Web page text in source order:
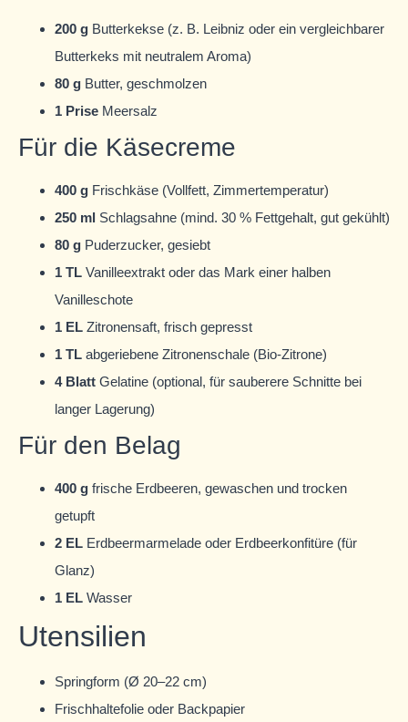
200 g Butterkekse (z. B. Leibniz oder ein vergleichbarer
Butterkeks mit neutralem Aroma)
80 g Butter, geschmolzen
1 Prise Meersalz
Für die Käsecreme
400 g Frischkäse (Vollfett, Zimmertemperatur)
250 ml Schlagsahne (mind. 30 % Fettgehalt, gut gekühlt)
80 g Puderzucker, gesiebt
1 TL Vanilleextrakt oder das Mark einer halben
Vanilleschote
1 EL Zitronensaft, frisch gepresst
1 TL abgeriebene Zitronenschale (Bio-Zitrone)
4 Blatt Gelatine (optional, für sauberere Schnitte bei
langer Lagerung)
Für den Belag
400 g frische Erdbeeren, gewaschen und trocken
getupft
2 EL Erdbeermarmelade oder Erdbeerkonfitüre (für
Glanz)
1 EL Wasser
Utensilien
Springform (Ø 20–22 cm)
Frischhaltefolie oder Backpapier